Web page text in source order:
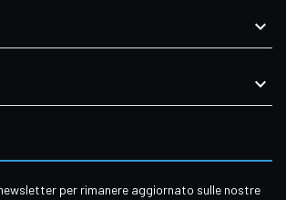


per rimanere aggiornato sulle nostre